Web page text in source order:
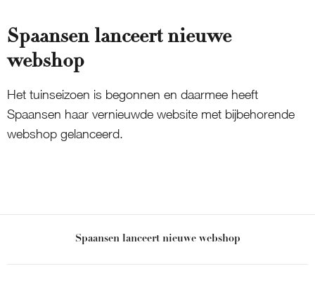
Spaansen lanceert nieuwe
webshop
Het tuinseizoen is begonnen en daarmee heeft
Spaansen haar vernieuwde website met bijbehorende
webshop gelanceerd.
Spaansen lanceert nieuwe webshop